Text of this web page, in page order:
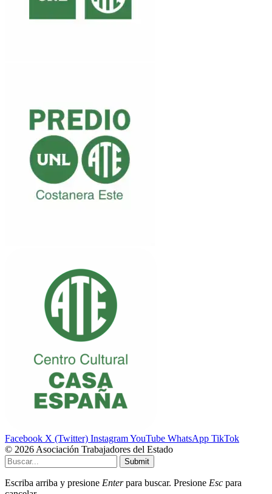
Facebook X (Twitter) InstagramYouTube WhatsApp TikTok
© 2026 Asociación Trabajadores del Estado
Submit
Escriba arriba y presione Enterpara buscar. Presione Esc para